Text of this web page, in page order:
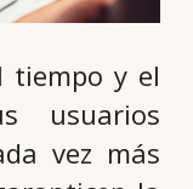
tiempo y el
usuarios
vez más